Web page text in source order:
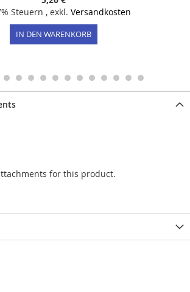
Steuern , exkl. Versandkosten
IN DEN WARENKORB
for this product.